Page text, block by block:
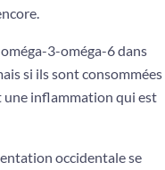
3-oméga-6 dans
si ils sont consommées
inflammation qui est
occidentale se